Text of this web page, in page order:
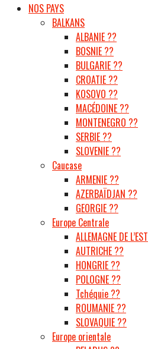
NOS PAYS
BALKANS
ALBANIE ??
BOSNIE ??
BULGARIE ??
CROATIE ??
KOSOVO ??
MACÉDOINE ??
MONTENEGRO ??
SERBIE ??
SLOVENIE ??
Caucase
ARMENIE ??
AZERBAÏDJAN ??
GEORGIE ??
Europe Centrale
ALLEMAGNE DE L’EST
AUTRICHE ??
HONGRIE ??
POLOGNE ??
Tchéquie ??
ROUMANIE ??
SLOVAQUIE ??
Europe orientale